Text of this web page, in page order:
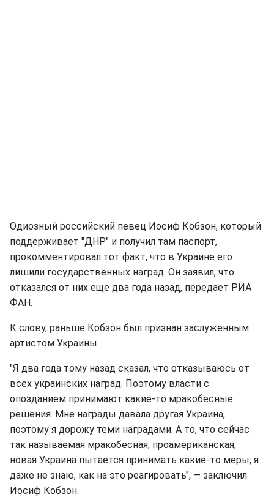
Одиозный российский певец Иосиф Кобзон, который
поддерживает "ДНР" и получил там паспорт,
прокомментировал тот факт, что в Украине его
лишили государственных наград. Он заявил, что
отказался от них еще два года назад, передает РИА
ФАН.
К слову, раньше Кобзон был признан заслуженным
артистом Украины.
"Я два года тому назад сказал, что отказываюсь от
всех украинских наград. Поэтому власти с
опозданием принимают какие-то мракобесные
решения. Мне награды давала другая Украина,
поэтому я дорожу теми наградами. А то, что сейчас
так называемая мракобесная, проамериканская,
новая Украина пытается принимать какие-то меры, я
даже не знаю, как на это реагировать", — заключил
Иосиф Кобзон.